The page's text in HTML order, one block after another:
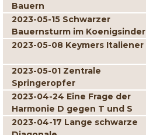
Bauern
2023-05-15 Schwarzer
Bauernsturm im Koenigsinder
2023-05-08 Keymers Italiener
2023-05-01 Zentrale
Springeropfer
2023-04-24 Eine Frage der
Harmonie D gegen T und S
2023-04-17 Lange schwarze